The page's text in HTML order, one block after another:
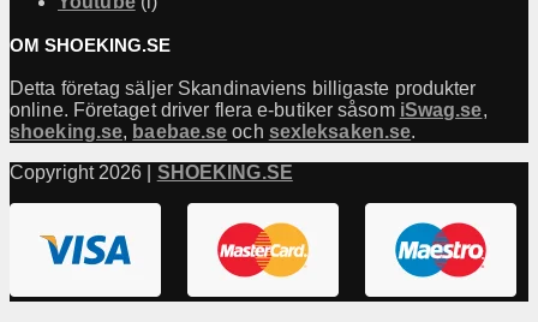
OM SHOEKING.SE
Detta företag säljer Skandinaviens billigaste produkter
online. Företaget driver flera e-butiker såsom iSwag.se,
shoeking.se, baebae.se och sexleksaken.se.
Copyright 2026 | SHOEKING.SE